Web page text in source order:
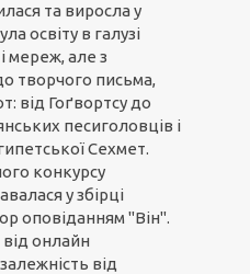
та виросла у
освіту в галузі
мереж, але з
творчого письма,
від Гоґвортсу до
песиголовців і
Сехмет.
конкурсу
у збірці
оповіданням "Він".
онлайн
від